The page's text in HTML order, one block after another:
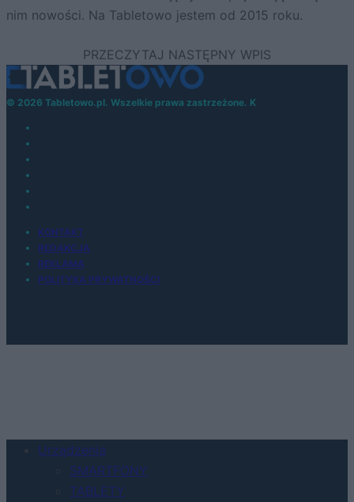
nim nowości. Na Tabletowo jestem od 2015 roku.
© 2026 Tabletowo.pl. Wszelkie prawa zastrzeżone. K
KONTAKT
REDAKCJA
REKLAMA
POLITYKA PRYWATNOŚCI
Urządzenia
SMARTFONY
TABLETY